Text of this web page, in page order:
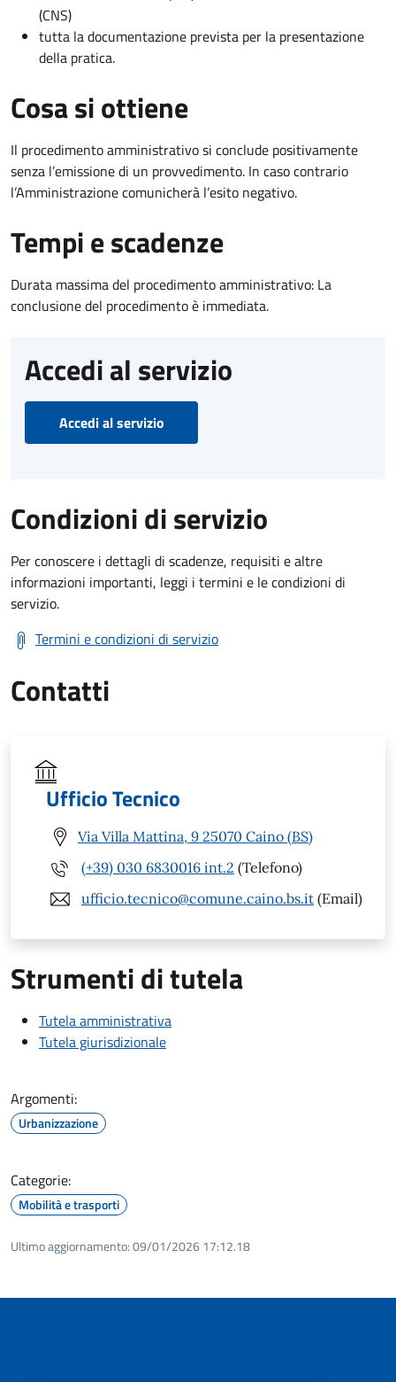
(CNS)
tutta la documentazione prevista per la presentazione
della pratica.
Cosa si ottiene
Il procedimento amministrativo si conclude positivamente
senza l’emissione di un provvedimento. In caso contrario
l’Amministrazione comunicherà l’esito negativo.
Tempi e scadenze
Durata massima del procedimento amministrativo: La
conclusione del procedimento è immediata.
Accedi al servizio
Accedi al servizio
Condizioni di servizio
Per conoscere i dettagli di scadenze, requisiti e altre
informazioni importanti, leggi i termini e le condizioni di
servizio.
Termini e condizioni di servizio
Contatti
Ufficio Tecnico
Via Villa Mattina, 9 25070 Caino (BS)
(+39) 030 6830016 int.2 (Telefono)
ufficio.tecnico@comune.caino.bs.it (Email)
Strumenti di tutela
Tutela amministrativa
Tutela giurisdizionale
Argomenti:
Urbanizzazione
Categorie:
Mobilità e trasporti
Ultimo aggiornamento:09/01/2026 17:12.18